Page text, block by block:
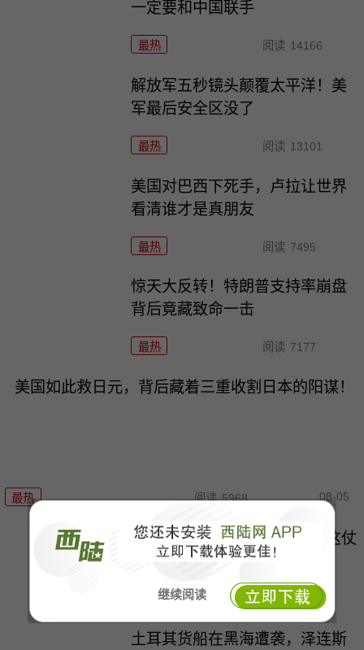
继续阅读
一定要和中国联手
最热 阅读 14166
解放军五秒镜头颠覆太平洋！美
军最后安全区没了
最热 阅读 13101
美国对巴西下死手，卢拉让世界
看清谁才是真朋友
最热 阅读 7495
惊天大反转！特朗普支持率崩盘
背后竟藏致命一击
最热 阅读 7177
美国如此救日元，背后藏着三重收割日本的阳谋！
最热 阅读 5968 08-05
前方在打仗，后方在“清场”，这仗
还怎么打？
最热 阅读 4922
土耳其货船在黑海遭袭，泽连斯